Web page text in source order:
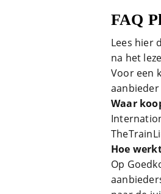
FAQ
Lees hier
na het
Voor een
Waar
Hoe
Op